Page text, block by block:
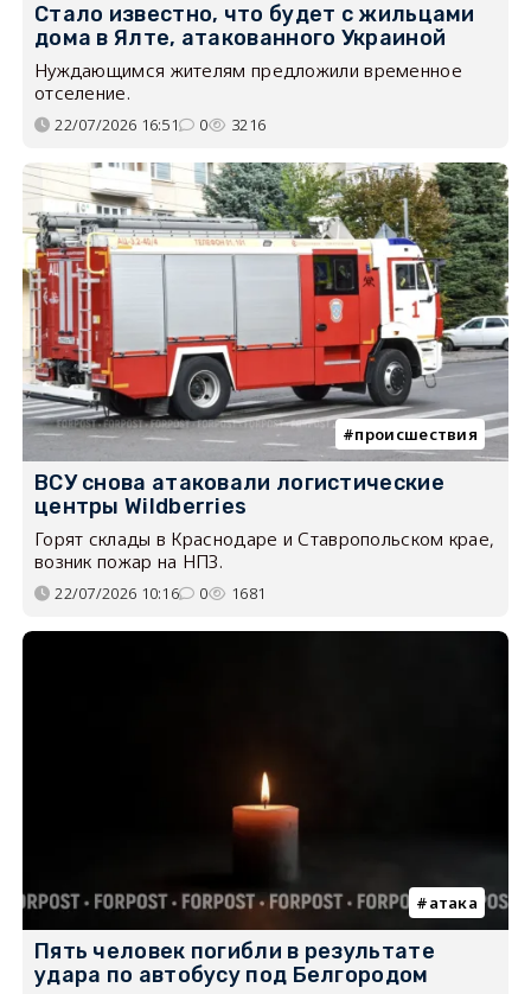
Стало известно, что будет с жильцами
дома в Ялте, атакованного Украиной
Нуждающимся жителям предложили временное
отселение.
22/07/2026 16:51 0 3216
происшествия
ВСУ снова атаковали логистические
центры Wildberries
Горят склады в Краснодаре и Ставропольском крае,
возник пожар на НПЗ.
22/07/2026 10:16 0 1681
атака
Пять человек погибли в результате
удара по автобусу под Белгородом